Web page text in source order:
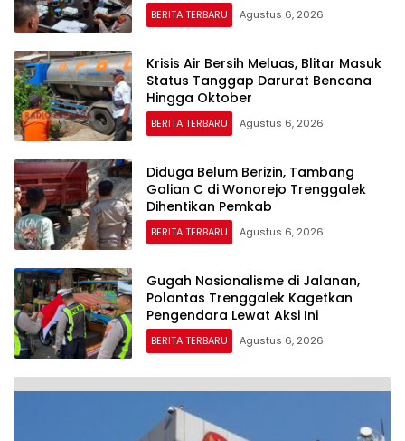
BERITA TERBARU Agustus 6, 2026
Krisis Air Bersih Meluas, Blitar Masuk
Status Tanggap Darurat Bencana
Hingga Oktober
BERITA TERBARU Agustus 6, 2026
Diduga Belum Berizin, Tambang
Galian C di Wonorejo Trenggalek
Dihentikan Pemkab
BERITA TERBARU Agustus 6, 2026
Gugah Nasionalisme di Jalanan,
Polantas Trenggalek Kagetkan
Pengendara Lewat Aksi Ini
BERITA TERBARU Agustus 6, 2026